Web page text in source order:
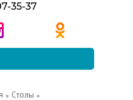
35-37
» Столы »